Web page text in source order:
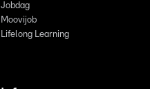
Jobdag
Moovijob
Lifelong Learning